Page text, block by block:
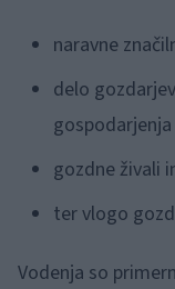
naravne
delo
gozdne živali
ter vlogo
Vodenja so